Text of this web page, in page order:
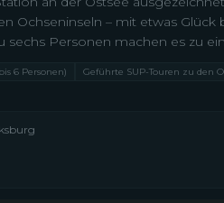
Ochseninseln – mit etwas
sechs Personen machen es zu
6 Personen) Geführte SUP-Touren zu den